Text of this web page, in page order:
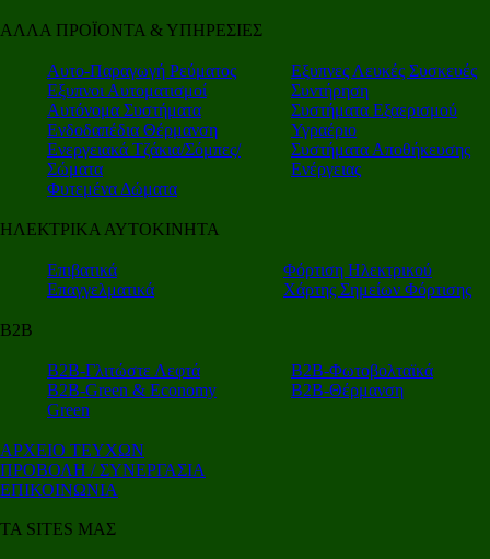
ΑΛΛΑ ΠΡΟΪΟΝΤΑ & ΥΠΗΡΕΣΙΕΣ
Αυτο-Παραγωγή Ρεύματος
Εξυπνοι Αυτοματισμοί
Αυτόνομα Συστήματα
Ενδοδαπέδια Θέρμανση
Ενεργειακά Τζάκια/Σόμπες/
Σώματα
Φυτεμένα Δώματα
Εξυπνες Λευκές Συσκευές
Συντήρηση
Συστήματα Εξαερισμού
Υγραέριο
Συστήματα Αποθήκευσης
Ενέργειας
ΗΛΕΚΤΡΙΚΑ ΑΥΤΟΚΙΝΗΤΑ
Επιβατικά
Επαγγελματικά
Φόρτιση Ηλεκτρικού
Χάρτης Σημείων Φόρτισης
Β2Β
Β2Β-Γλιτώστε Λεφτά
Β2Β-Green & Economy
Green
Β2Β-Φωτοβολταϊκά
Β2Β-Θέρμανση
ΑΡΧΕΙΟ ΤΕΥΧΩΝ
ΠΡΟΒΟΛΗ / ΣΥΝΕΡΓΑΣΙΑ
ΕΠΙΚΟΙΝΩΝΙΑ
ΤΑ SITES ΜΑΣ